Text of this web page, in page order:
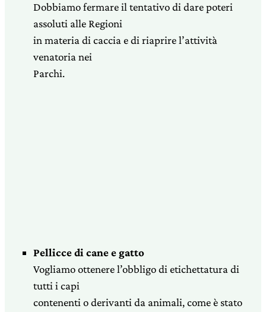
Dobbiamo fermare il tentativo di dare poteri
assoluti alle Regioni
in materia di caccia e di riaprire l’attività
venatoria nei
Parchi.
Pellicce di cane e gatto
Vogliamo ottenere l’obbligo di etichettatura di
tutti i capi
contenenti o derivanti da animali, come è stato